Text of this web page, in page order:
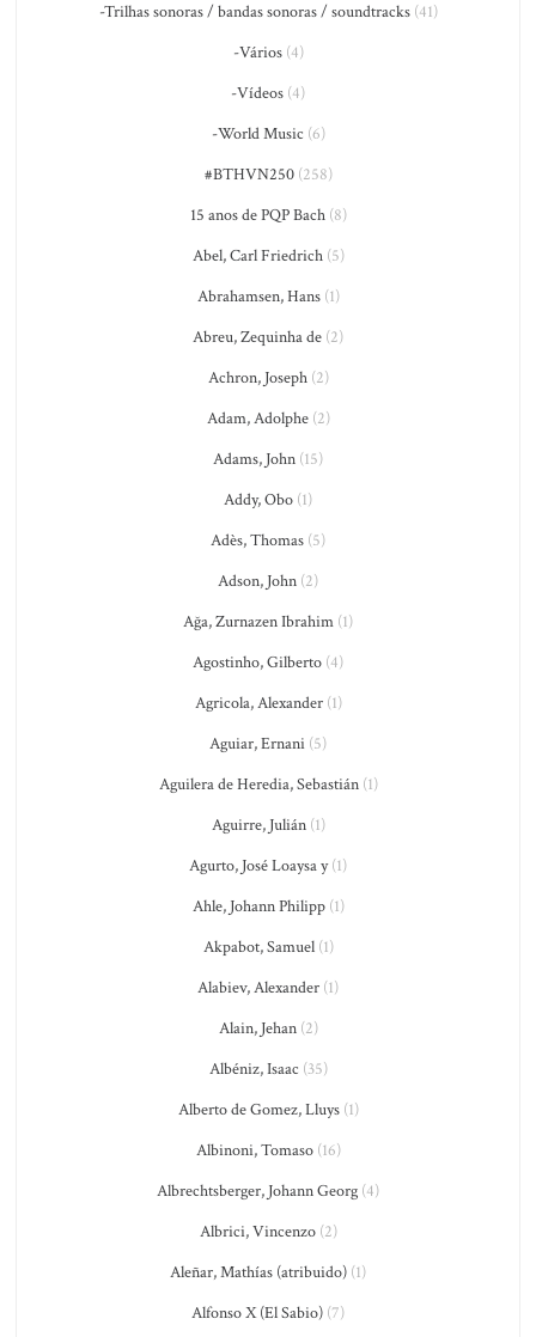
-Trilhas sonoras / bandas sonoras / soundtracks(41)
-Vários(4)
-Vídeos (4)
-World Music (6)
#BTHVN250(258)
15 anos de PQP Bach(8)
Abel, Carl Friedrich(5)
Abrahamsen, Hans(1)
Abreu, Zequinha de (2)
Achron, Joseph(2)
Adam, Adolphe(2)
Adams, John (15)
Addy, Obo (1)
Adès, Thomas (5)
Adson, John (2)
Ağa, Zurnazen Ibrahim (1)
Agostinho, Gilberto (4)
Agricola, Alexander(1)
Aguiar, Ernani (5)
Aguilera de Heredia, Sebastián(1)
Aguirre, Julián(1)
Agurto, José Loaysa y(1)
Ahle, Johann Philipp(1)
Akpabot, Samuel(1)
Alabiev, Alexander (1)
Alain, Jehan(2)
Albéniz, Isaac (35)
Alberto de Gomez, Lluys(1)
Albinoni, Tomaso(16)
Albrechtsberger, Johann Georg (4)
Albrici, Vincenzo(2)
Aleñar, Mathías (atribuido) (1)
Alfonso X (El Sabio) (7)